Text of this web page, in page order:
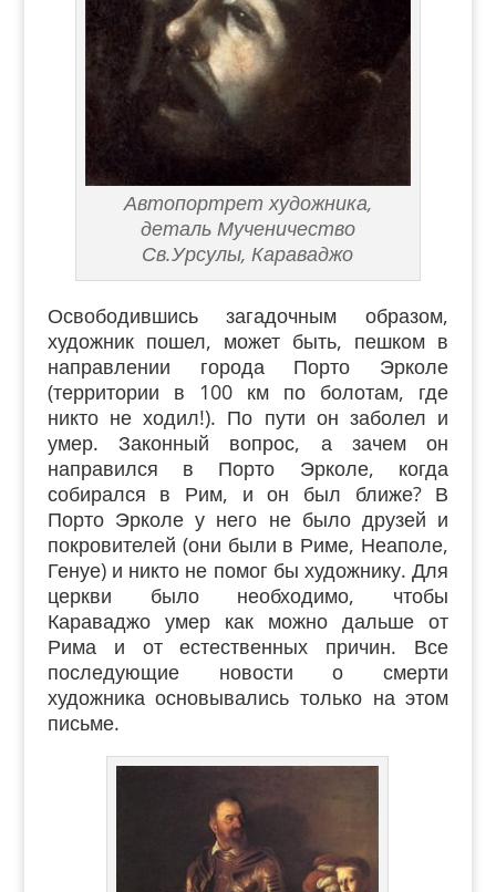
Автопортрет художника,
деталь Мученичество
Св.Урсулы, Караваджо
Освободившись загадочным образом,
художник пошел, может быть, пешком в
направлении города Порто Эрколе
(территории в 100 км по болотам, где
никто не ходил!). По пути он заболел и
умер. Законный вопрос, а зачем он
направился в Порто Эрколе, когда
собирался в Рим, и он был ближе? В
Порто Эрколе у него не было друзей и
покровителей (они были в Риме, Неаполе,
Генуе) и никто не помог бы художнику. Для
церкви было необходимо, чтобы
Караваджо умер как можно дальше от
Рима и от естественных причин. Все
последующие новости о смерти
художника основывались только на этом
письме.